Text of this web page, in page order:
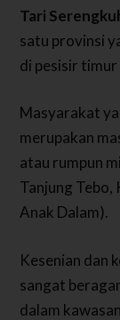
Tari
satu provinsi
di pesisir timur
Masyarakat
merupakan
atau rumpun
Tanjung Tebo,
Anak Dalam).
Kesenian dan
sangat
dalam